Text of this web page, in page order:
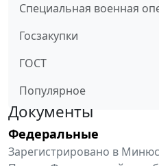
Специальная военная
Госзакупки
ГОСТ
Популярное
Документы
Федеральные
Зарегистрировано в